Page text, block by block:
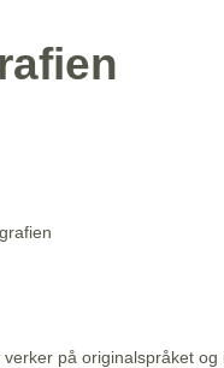
på originalspråket